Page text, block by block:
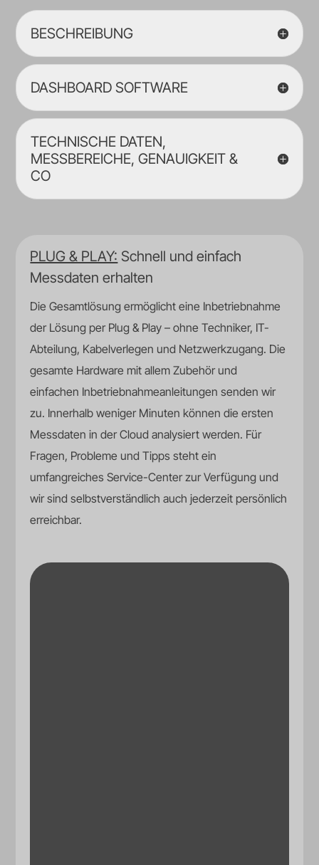
BESCHREIBUNG
DASHBOARD SOFTWARE
TECHNISCHE DATEN,
MESSBEREICHE, GENAUIGKEIT &
CO
PLUG & PLAY: Schnell und einfach
Messdaten erhalten
Die Gesamtlösung ermöglicht eine Inbetriebnahme
der Lösung per Plug & Play – ohne Techniker, IT-
Abteilung, Kabelverlegen und Netzwerkzugang. Die
gesamte Hardware mit allem Zubehör und
einfachen Inbetriebnahmeanleitungen senden wir
zu. Innerhalb weniger Minuten können die ersten
Messdaten in der Cloud analysiert werden. Für
Fragen, Probleme und Tipps steht ein
umfangreiches Service-Center zur Verfügung und
wir sind selbstverständlich auch jederzeit persönlich
erreichbar.